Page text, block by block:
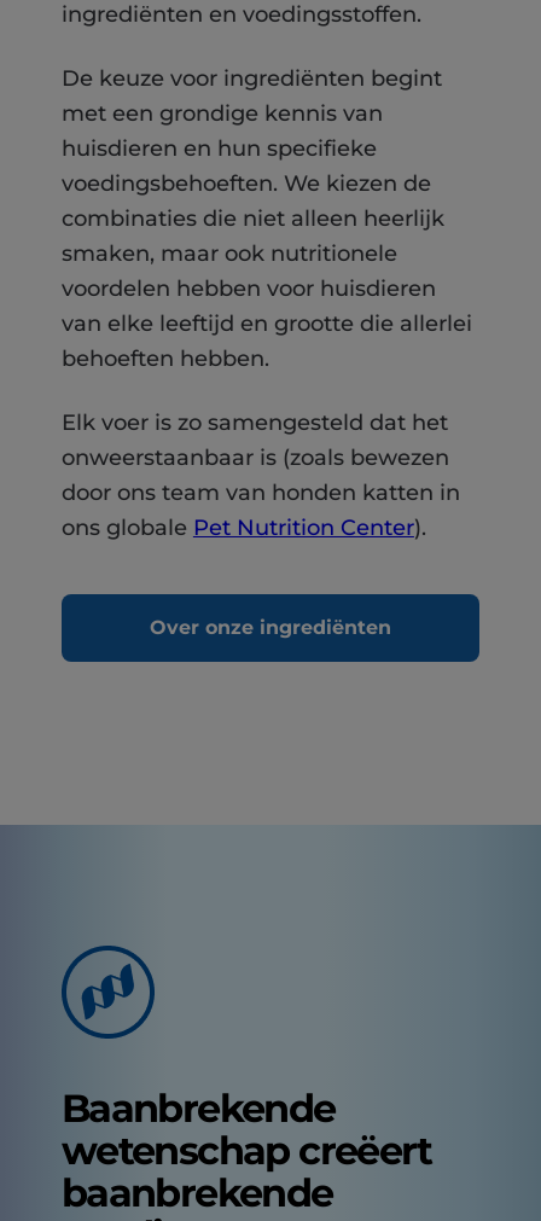
ingrediënten en voedingsstoffen.
De keuze voor ingrediënten begint
met een grondige kennis van
huisdieren en hun specifieke
voedingsbehoeften. We kiezen de
combinaties die niet alleen heerlijk
smaken, maar ook nutritionele
voordelen hebben voor huisdieren
van elke leeftijd en grootte die allerlei
behoeften hebben.
Elk voer is zo samengesteld dat het
onweerstaanbaar is (zoals bewezen
door ons team van honden katten in
ons globale Pet Nutrition Center).
Over onze ingrediënten
Baanbrekende
wetenschap creëert
baanbrekende